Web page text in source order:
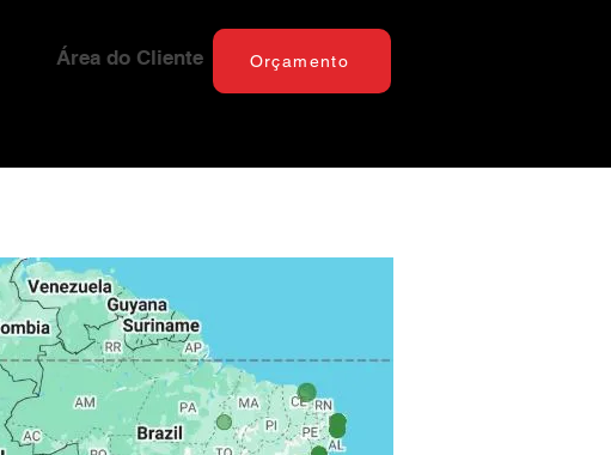
Área do Cliente Orçamento